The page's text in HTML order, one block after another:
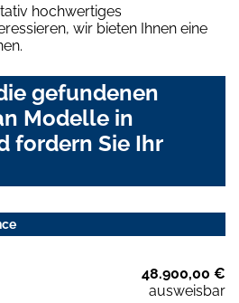
hochwertiges
wir bieten Ihnen eine
gefundenen
Modelle in
fordern Sie Ihr
48.900,00 €
ausweisbar